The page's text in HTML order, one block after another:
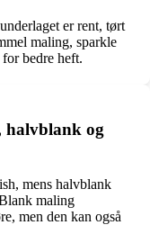
er rent, tørt
maling, sparkle
bedre heft.
halvblank og
mens halvblank
maling
men den kan også